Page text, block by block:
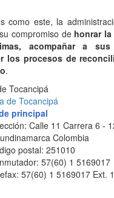
como este, la
compromiso de honrar
acompañar a
los procesos de
.
Tocancipá
principal
Calle 11 Carrera 6 -
Colombia
postal: 251010
57(60) 1 5169017
57(60) 1 5169017 Ext.